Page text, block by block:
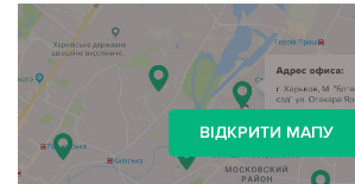
ВІДКРИТИ МАПУ